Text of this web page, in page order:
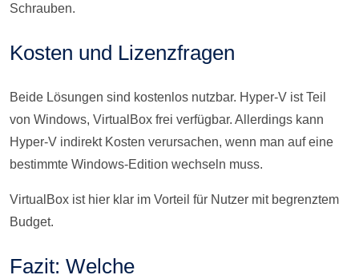
Schrauben.
Kosten und Lizenzfragen
Beide Lösungen sind kostenlos nutzbar. Hyper-V ist Teil
von Windows, VirtualBox frei verfügbar. Allerdings kann
Hyper-V indirekt Kosten verursachen, wenn man auf eine
bestimmte Windows-Edition wechseln muss.
VirtualBox ist hier klar im Vorteil für Nutzer mit begrenztem
Budget.
Fazit: Welche